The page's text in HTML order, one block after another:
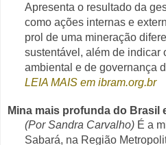
Apresenta o resultado da
como ações internas e
prol de uma mineração
sustentável, além de indicar
ambiental e de governança
LEIA MAIS em ibram.org.br
Mina mais profunda do Brasil
(Por Sandra Carvalho)É a
Sabará, na Região